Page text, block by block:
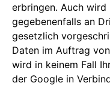
erbringen. Auch
gegebenenfalls an
gesetzlich
Daten im Auftrag
wird in keinem Fall
der Google in